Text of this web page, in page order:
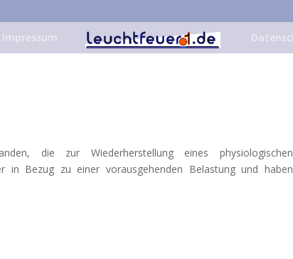
Impressum
die zur Wiederherstellung eines physiologischen
in Bezug zu einer vorausgehenden Belastung und haben